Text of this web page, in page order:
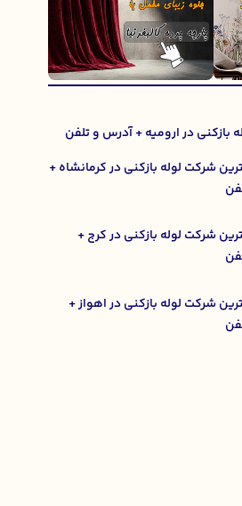
بازکنی در ارومیه + آدرس و تلفن
شرکت لوله بازکنی در کرمانشاه +
شرکت لوله بازکنی در کرج +
شرکت لوله بازکنی در اهواز +